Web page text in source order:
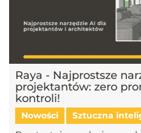
Raya - Najprostsze
projektantów: zero
kontroli!
Nowości Sztuczna